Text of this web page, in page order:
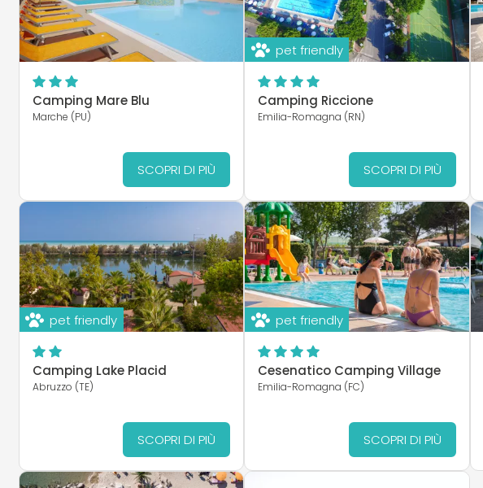
Camping Mare Blu
Marche (PU)
SCOPRI DI PIÙ
pet friendly
Camping Riccione
Emilia-Romagna (RN)
SCOPRI DI PIÙ
pet friendly
Camping Lake Placid
Abruzzo (TE)
SCOPRI DI PIÙ
pet friendly
Cesenatico Camping Village
Emilia-Romagna (FC)
SCOPRI DI PIÙ